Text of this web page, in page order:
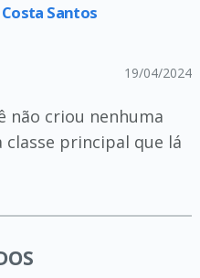
Santos
19/04/2024
não criou nenhuma
classe principal que lá